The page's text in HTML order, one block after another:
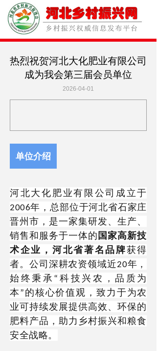
热烈祝贺河北大化肥业有限公司
成为我会第三届会员单位
单位介绍
河北大化肥业有限公司成立于
2006年，总部位于河北省石家庄
晋州市 ，是一家集研发、生产、
销售和服务于一体的 国家高新技
术企业，河北省著名品牌获得
者。公司深耕农资领域近20年，
始终秉承 “ 科技兴农，品质为
本 ” 的核心价值观，致力于为农
业可持续发展提供高效、环保的
肥料产品，助力乡村振兴和粮食
安全战略。
2026-04-01